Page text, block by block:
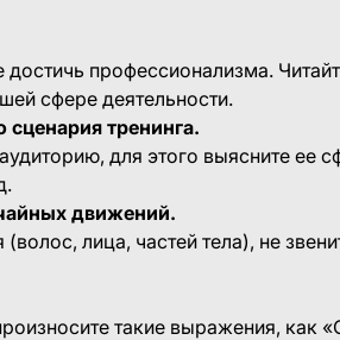
достичь профессионализма.
сфере деятельности.
сценария тренинга.
для этого выясните ее
движений.
лица, частей тела), не
такие выражения, как